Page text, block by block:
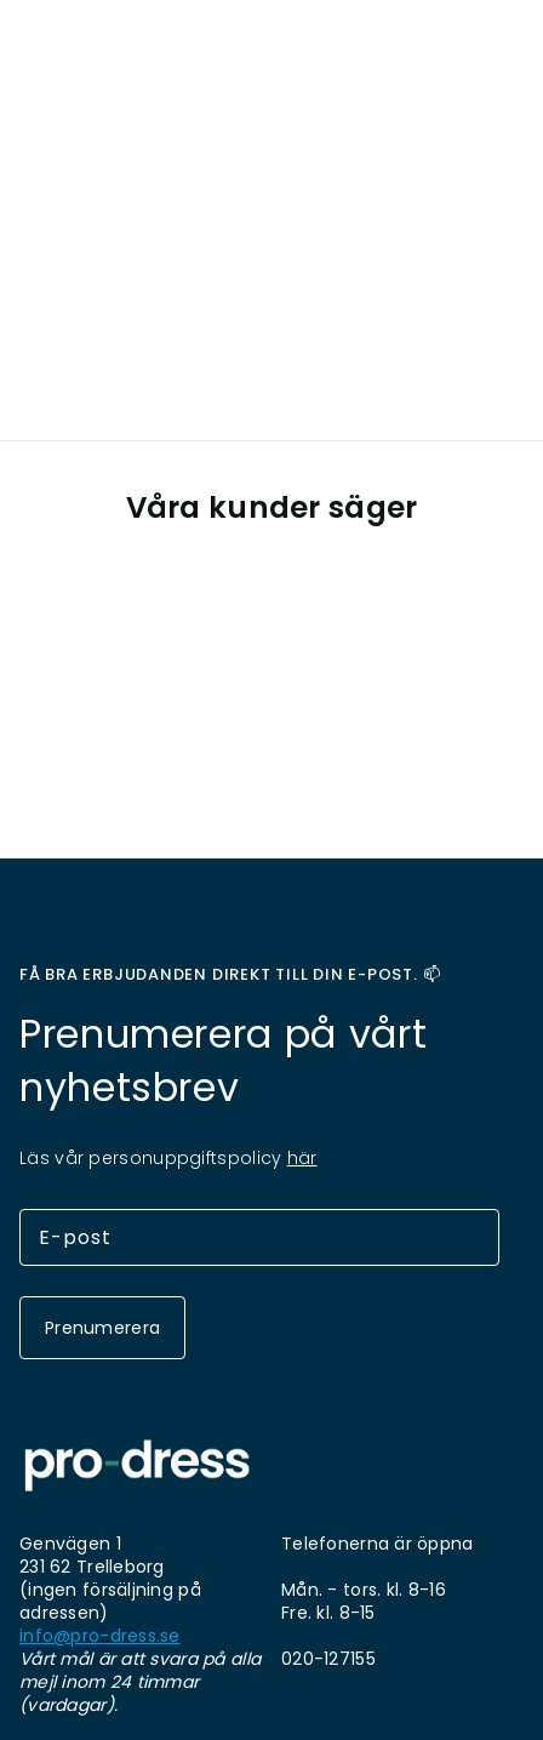
Våra kunder säger
FÅ BRA ERBJUDANDEN DIREKT TILL DIN E-POST. 📫
Prenumerera på vårt
nyhetsbrev
Läs vår personuppgiftspolicy här
Prenumerera
Genvägen 1
231 62 Trelleborg
(ingen försäljning på
adressen)
info@pro-dress.se
Vårt mål är att svara på alla
mejl inom 24 timmar
(vardagar).
Telefonerna är öppna
Mån. - tors. kl. 8-16
Fre. kl. 8-15
020-127155